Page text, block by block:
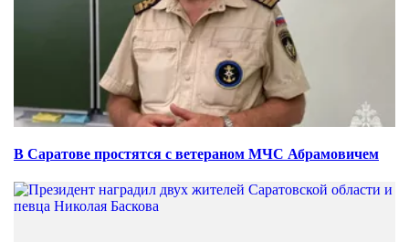
В Саратове простятся с ветераном МЧС Абрамовичем